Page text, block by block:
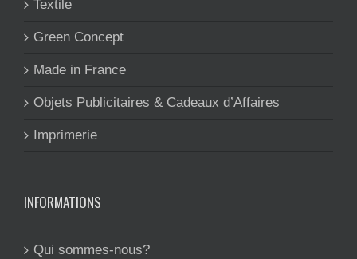
Textile
Green Concept
Made in France
Objets Publicitaires & Cadeaux d’Affaires
Imprimerie
INFORMATIONS
Qui sommes-nous?